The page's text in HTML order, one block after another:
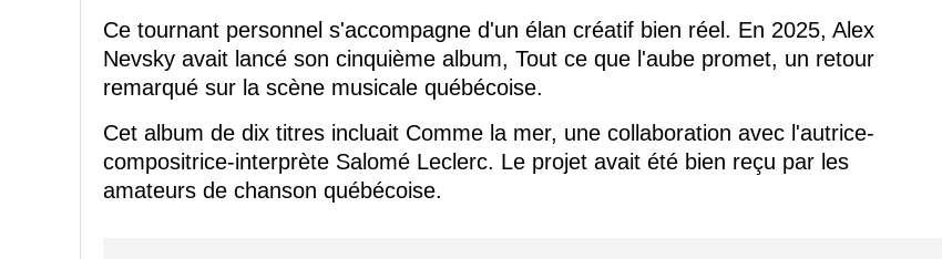
Ce tournant personnel s'accompagne d'un élan créatif bien réel. En 2025, Alex
Nevsky avait lancé son cinquième album, Tout ce que l'aube promet, un retour
remarqué sur la scène musicale québécoise.
Cet album de dix titres incluait Comme la mer, une collaboration avec l'autrice-
compositrice-interprète Salomé Leclerc. Le projet avait été bien reçu par les
amateurs de chanson québécoise.